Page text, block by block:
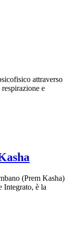
attraverso
e
(Prem Kasha)
Integrato, è la